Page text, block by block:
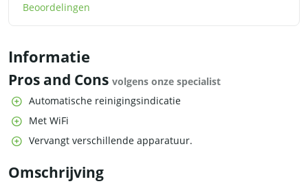
Beoordelingen
Informatie
Pros and Cons volgens onze specialist
Automatische reinigingsindicatie
Met WiFi
Vervangt verschillende apparatuur.
Omschrijving